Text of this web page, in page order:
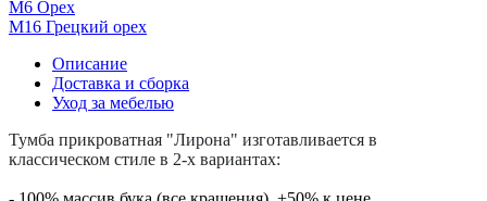
М6 Орех
М16 Грецкий орех
Описание
Доставка и сборка
Уход за мебелью
Тумба прикроватная "Лирона" изготавливается в
классическом стиле в 2-х вариантах: